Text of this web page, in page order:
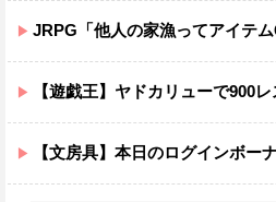
JRPG「他人の家漁ってアイテムGETすんの楽しー
【遊戯王】ヤドカリューで900
【文房具】本日のログインボー